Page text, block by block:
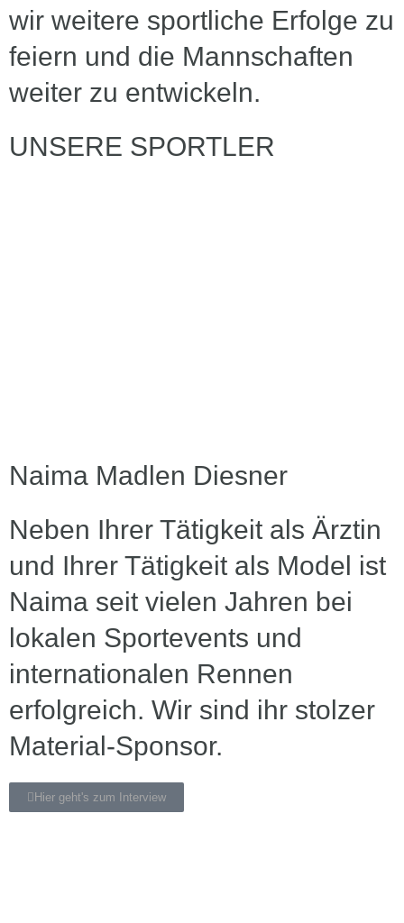
wir weitere sportliche Erfolge zu
feiern und die Mannschaften
weiter zu entwickeln.
UNSERE SPORTLER
Naima Madlen Diesner
Neben Ihrer Tätigkeit als Ärztin
und Ihrer Tätigkeit als Model ist
Naima seit vielen Jahren bei
lokalen Sportevents und
internationalen Rennen
erfolgreich. Wir sind ihr stolzer
Material-Sponsor.
Hier geht's zum Interview